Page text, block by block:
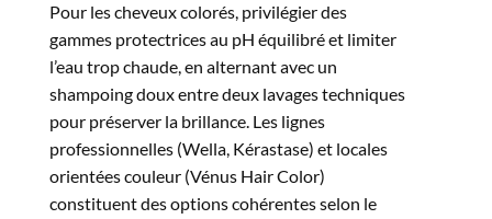
Pour les cheveux colorés, privilégier des
gammes protectrices au pH équilibré et limiter
l’eau trop chaude, en alternant avec un
shampoing doux entre deux lavages techniques
pour préserver la brillance. Les lignes
professionnelles (Wella, Kérastase) et locales
orientées couleur (Vénus Hair Color)
constituent des options cohérentes selon le